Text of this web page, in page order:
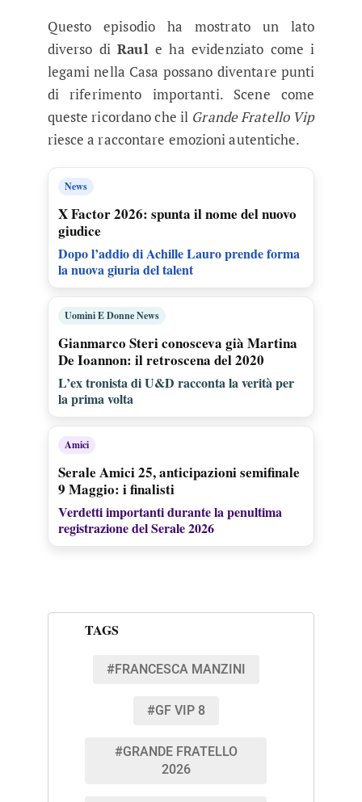
Questo episodio ha mostrato un lato
diverso diRaule ha evidenziato come i
legami nella Casa possano diventare punti
di riferimento importanti. Scene come
queste ricordano che il Grande Fratello Vip
riesce a raccontare emozioni autentiche.
News
X Factor 2026: spunta il nome del nuovo
giudice
Dopo l’addio di Achille Lauro prende forma
la nuova giuria del talent
Uomini E Donne News
Gianmarco Steri conosceva già Martina
De Ioannon: il retroscena del 2020
L’ex tronista di U&D racconta la verità per
la prima volta
Amici
Serale Amici 25, anticipazioni semifinale
9 Maggio: i finalisti
Verdetti importanti durante la penultima
registrazione del Serale 2026
TAGS
#FRANCESCA MANZINI
#GF VIP 8
#GRANDE FRATELLO
2026